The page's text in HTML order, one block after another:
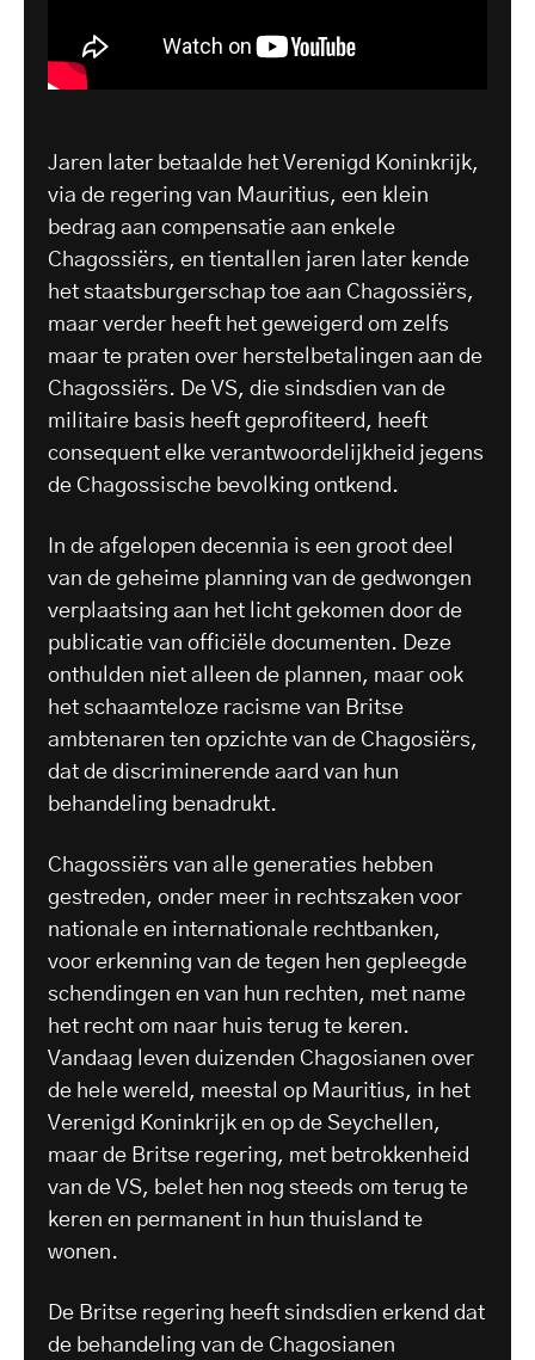
Jaren later betaalde het Verenigd Koninkrijk,
via de regering van Mauritius, een klein
bedrag aan compensatie aan enkele
Chagossiërs, en tientallen jaren later kende
het staatsburgerschap toe aan Chagossiërs,
maar verder heeft het geweigerd om zelfs
maar te praten over herstelbetalingen aan de
Chagossiërs. De VS, die sindsdien van de
militaire basis heeft geprofiteerd, heeft
consequent elke verantwoordelijkheid jegens
de Chagossische bevolking ontkend.
In de afgelopen decennia is een groot deel
van de geheime planning van de gedwongen
verplaatsing aan het licht gekomen door de
publicatie van officiële documenten. Deze
onthulden niet alleen de plannen, maar ook
het schaamteloze racisme van Britse
ambtenaren ten opzichte van de Chagosiërs,
dat de discriminerende aard van hun
behandeling benadrukt.
Chagossiërs van alle generaties hebben
gestreden, onder meer in rechtszaken voor
nationale en internationale rechtbanken,
voor erkenning van de tegen hen gepleegde
schendingen en van hun rechten, met name
het recht om naar huis terug te keren.
Vandaag leven duizenden Chagosianen over
de hele wereld, meestal op Mauritius, in het
Verenigd Koninkrijk en op de Seychellen,
maar de Britse regering, met betrokkenheid
van de VS, belet hen nog steeds om terug te
keren en permanent in hun thuisland te
wonen.
De Britse regering heeft sindsdien erkend dat
de behandeling van de Chagosianen